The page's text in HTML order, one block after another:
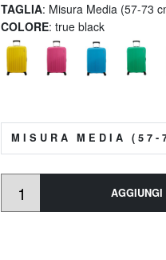
TAGLIA: Misura Media (57-73
COLORE: true black
MISURA MEDIA (57-